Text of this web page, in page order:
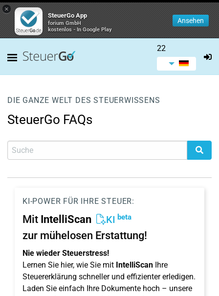
×
SteuerGo App
forium GmbH
kostenlos - In Google Play
Ansehen
22
DIE GANZE WELT DES STEUERWISSENS
SteuerGo FAQs
KI-POWER FÜR IHRE STEUER:
Mit IntelliScan KI beta
zur mühelosen Erstattung!
Nie wieder Steuerstress!
Lernen Sie hier, wie Sie mit IntelliScan Ihre
Steuererklärung schneller und effizienter erledigen.
Laden Sie einfach Ihre Dokumente hoch – unsere